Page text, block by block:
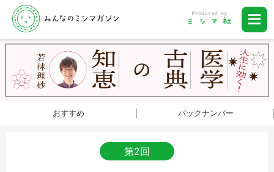
おすすめ バックナンバー
第2回